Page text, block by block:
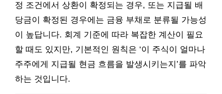
정 조건에서 상환이 확정되는 경우, 또는 지급될 배
당금이 확정된 경우에는 금융 부채로 분류될 가능성
이 높답니다. 회계 기준에 따라 복잡한 계산이 필요
할 때도 있지만, 기본적인 원칙은 ‘이 주식이 얼마나
주주에게 지급될 현금 흐름을 발생시키는지’를 파악
하는 것입니다.